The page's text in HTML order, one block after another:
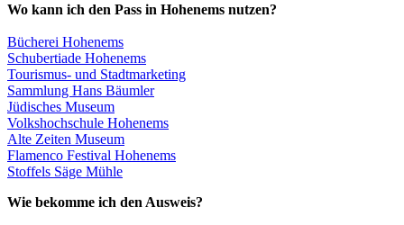
Wo kann ich den Pass in Hohenems nutzen?
Bücherei Hohenems
Schubertiade Hohenems
Tourismus- und Stadtmarketing
Sammlung Hans Bäumler
Jüdisches Museum
Volkshochschule Hohenems
Alte Zeiten Museum
Flamenco Festival Hohenems
Stoffels Säge Mühle
Wie bekomme ich den Ausweis?